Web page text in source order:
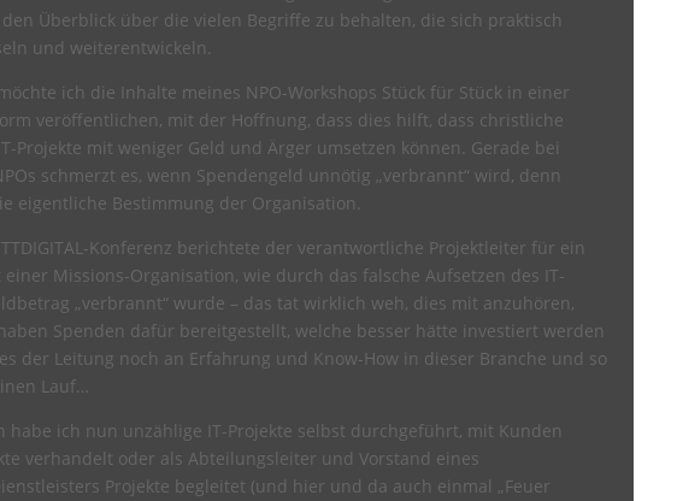
Überblick über die vielen Begriffe zu behalten, die sich praktisch
und weiterentwickeln.
ich die Inhalte meines NPO-Workshops Stück für Stück in einer
veröffentlichen, mit der Hoffnung, dass dies hilft, dass christliche
Projekte mit weniger Geld und Ärger umsetzen können. Gerade bei
schmerzt es, wenn Spendengeld unnötig „verbrannt“ wird, denn
eigentliche Bestimmung der Organisation.
Konferenz berichtete der verantwortliche Projektleiter für ein
Missions-Organisation, wie durch das falsche Aufsetzen des IT-
„verbrannt“ wurde – das tat wirklich weh, dies mit anzuhören,
Spenden dafür bereitgestellt, welche besser hätte investiert werden
der Leitung noch an Erfahrung und Know-How in dieser Branche und so
Lauf…
habe ich nun unzählige IT-Projekte selbst durchgeführt, mit Kunden
verhandelt oder als Abteilungsleiter und Vorstand eines
Projekte begleitet (und hier und da auch einmal „Feuer